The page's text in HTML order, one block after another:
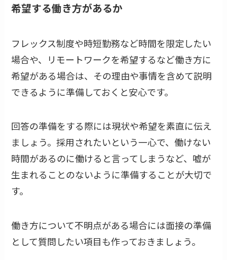
希望する働き方があるか
フレックス制度や時短勤務など時間を限定したい
場合や、リモートワークを希望するなど働き方に
希望がある場合は、その理由や事情を含めて説明
できるように準備しておくと安心です。
回答の準備をする際には現状や希望を素直に伝え
ましょう。採用されたいという一心で、働けない
時間があるのに働けると言ってしまうなど、嘘が
生まれることのないように準備することが大切で
す。
働き方について不明点がある場合には面接の準備
として質問したい項目も作っておきましょう。